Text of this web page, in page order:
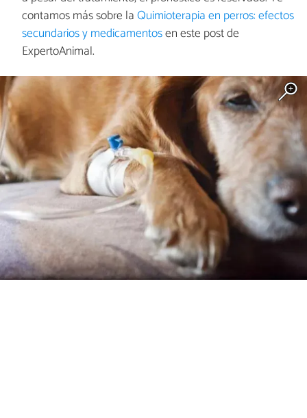
contamos más sobre laQuimioterapia en perros: efectos
secundarios y medicamentosen este post de
ExpertoAnimal.